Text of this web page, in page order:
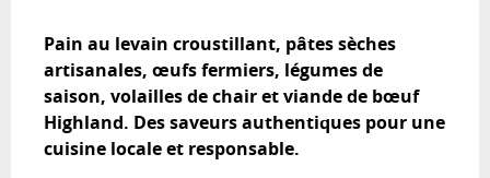
Pain au levain croustillant, pâtes sèches
artisanales, œufs fermiers, légumes de
saison, volailles de chair et viande de bœuf
Highland. Des saveurs authentiques pour une
cuisine locale et responsable.